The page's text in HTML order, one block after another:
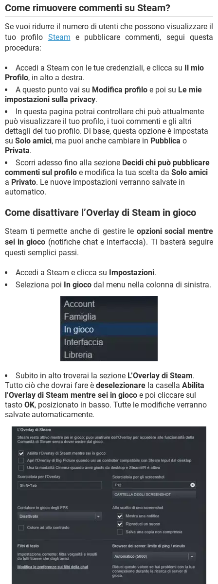
Come rimuovere commenti su Steam?
Se vuoi ridurre il numero di utenti che possono visualizzare il
tuo profilo Steam e pubblicare commenti, segui questa
procedura:
Accedi a Steam con le tue credenziali, e clicca su Il mio
Profilo, in alto a destra.
A questo punto vai su Modifica profilo e poi su Le mie
impostazioni sulla privacy.
In questa pagina potrai controllare chi può attualmente
può visualizzare il tuo profilo, i tuoi commenti e gli altri
dettagli del tuo profilo. Di base, questa opzione è impostata
su Solo amici, ma puoi anche cambiare in Pubblica o
Privata.
Scorri adesso fino alla sezione Decidi chi può pubblicare
commenti sul profilo e modifica la tua scelta da Solo amici
a Privato. Le nuove impostazioni verranno salvate in
automatico.
Come disattivare l’Overlay di Steam in gioco
Steam ti permette anche di gestire le opzioni social mentre
sei in gioco (notifiche chat e interfaccia). Ti basterà seguire
questi semplici passi.
Accedi a Steam e clicca su Impostazioni.
Seleziona poi In gioco dal menu nella colonna di sinistra.
Subito in alto troverai la sezione L’Overlay di Steam.
Tutto ciò che dovrai fare è deselezionare la casella Abilita
l’Overlay di Steam mentre sei in gioco e poi cliccare sul
tasto OK, posizionato in basso. Tutte le modifiche verranno
salvate automaticamente.